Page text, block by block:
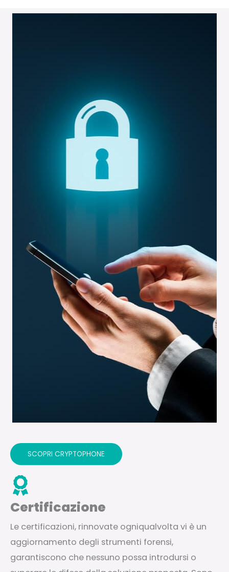
SCOPRI CRYPTOPHONE
Certificazione
Le certificazioni, rinnovate ogniqualvolta vi è un
aggiornamento degli strumenti forensi,
garantiscono che nessuno possa introdursi o